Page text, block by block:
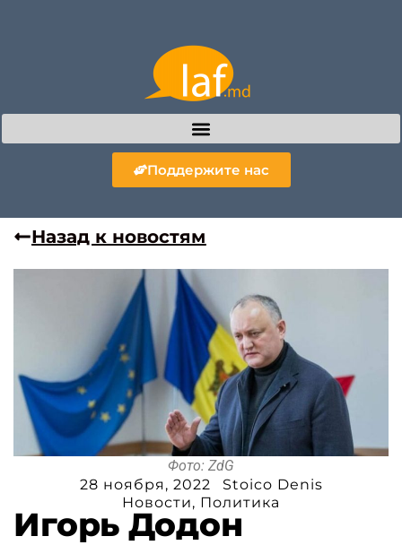
Поддержите нас
Назад к новостям
Фото: ZdG
28 ноября, 2022
Stoico Denis
Новости, Политика
Игорь Додон